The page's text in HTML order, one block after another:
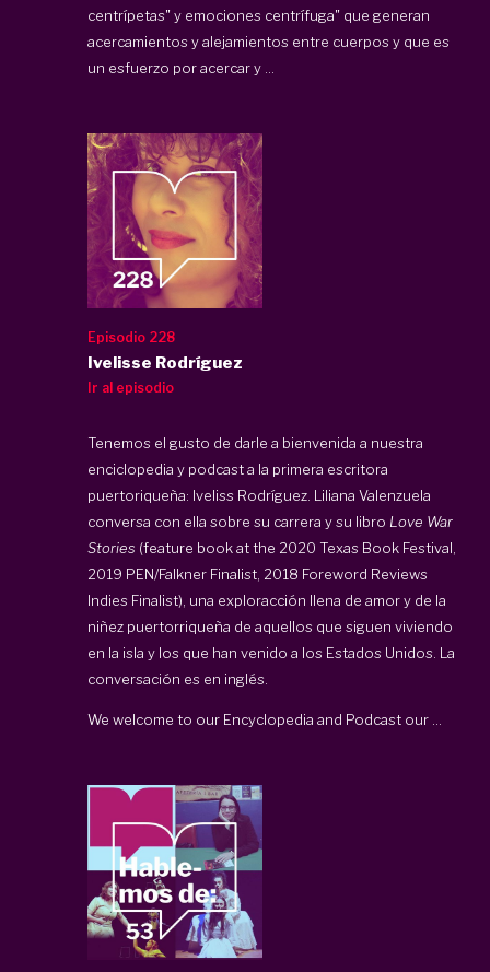
centrípetas" y emociones centrífuga" que generan
acercamientos y alejamientos entre cuerpos y que es
un esfuerzo por acercar y ...
Episodio 228
Ivelisse Rodríguez
Ir al episodio
Tenemos el gusto de darle a bienvenida a nuestra
enciclopedia y podcast a la primera escritora
puertoriqueña: Iveliss Rodríguez. Liliana Valenzuela
conversa con ella sobre su carrera y su libro Love War
Stories (feature book at the 2020 Texas Book Festival,
2019 PEN/Falkner Finalist, 2018 Foreword Reviews
Indies Finalist), una exploracción llena de amor y de la
niñez puertorriqueña de aquellos que siguen viviendo
en la isla y los que han venido a los Estados Unidos. La
conversación es en inglés.
We welcome to our Encyclopedia and Podcast our ...